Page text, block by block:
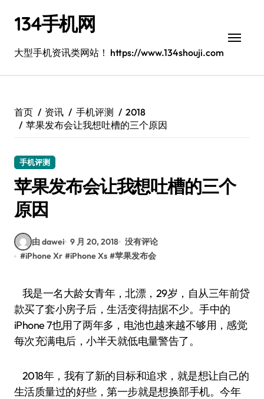
134手机网
大型手机资讯类网站！ https://www.134shouji.com
首页 资讯 手机评测
2018
苹果发布会让我想吐槽的三个原因
手机评测
苹果发布会让我想吐槽的三个
原因
由 dawei 9 月 20, 2018 没有评论
#iPhone Xr #iPhone Xs #苹果发布会
我是一名大龄女青年，北漂，29岁，自从三年前贷
款买了套小房子后，生活变得拮据不少。手中的
iPhone 7也用了两年多，电池也越来越不够用，感觉
每次充满电后，小半天就低电量警告了。
2018年，我有了新的目标和追求，就是想让自己的
生活质量过的好些，第一步就是想换部手机。今年